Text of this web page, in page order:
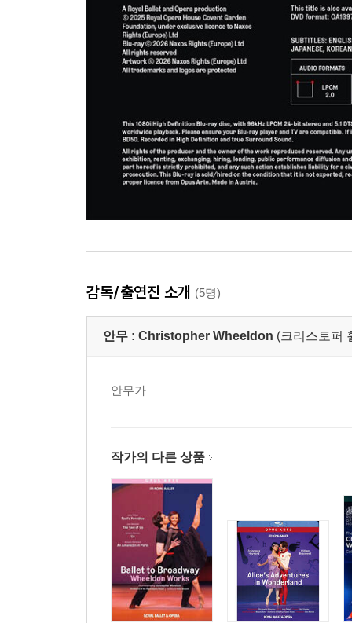
감독/출연진 소개 (5명)
안무 : Christopher Wheeldon (크리스토퍼
안무가
작가의 다른 상품